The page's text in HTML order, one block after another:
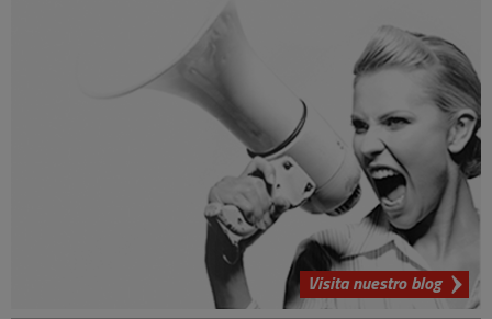
Visita nuestro blog